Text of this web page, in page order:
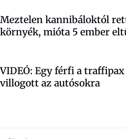
Meztelen kannibáloktól
környék, mióta 5 ember
VIDEÓ: Egy férfi a
villogott az autósokra